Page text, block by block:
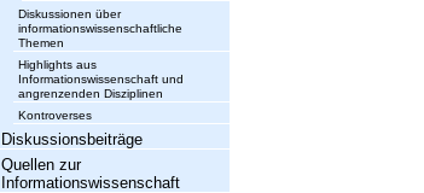
Diskussionen über
informationswissenschaftliche
Themen
Highlights aus
Informationswissenschaft und
angrenzenden Disziplinen
Kontroverses
Diskussionsbeiträge
Quellen zur
Informationswissenschaft